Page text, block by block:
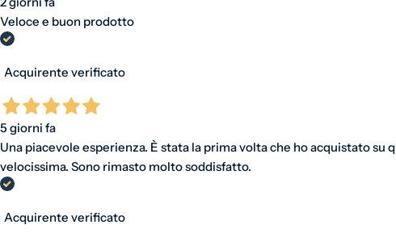
Veloce e buon prodotto
Acquirente verificato
5 giorni fa
Una piacevole esperienza. È stata la prima volta che ho acquistato
velocissima. Sono rimasto molto soddisfatto.
Acquirente verificato